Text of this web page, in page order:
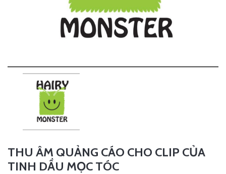
THU ÂM QUẢNG CÁO CHO CLIP CỦA
TINH DẦU MỌC TÓC